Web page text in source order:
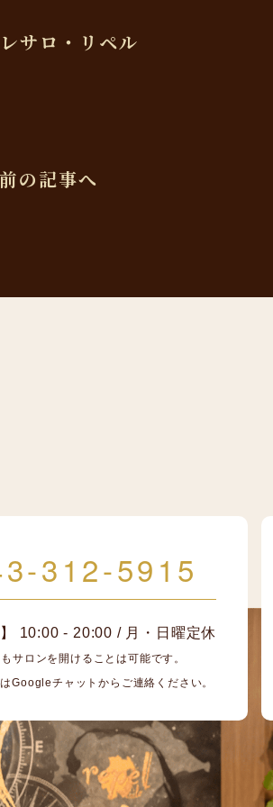
サロ・リペル
の記事へ
312-5915
】 10:00 - 20:00 / 月・日曜定休
サロンを開けることは可能です。
Googleチャットからご連絡ください。